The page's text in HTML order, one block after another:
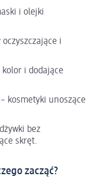
i olejki
oczyszczające i
i dodające
– kosmetyki unoszące
bez
skręt.
zacząć?